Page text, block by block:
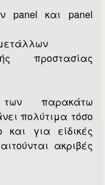
panel και panel
προστασίας
παρακάτω
πολύτιμα τόσο
και για είδικές
ακριβές